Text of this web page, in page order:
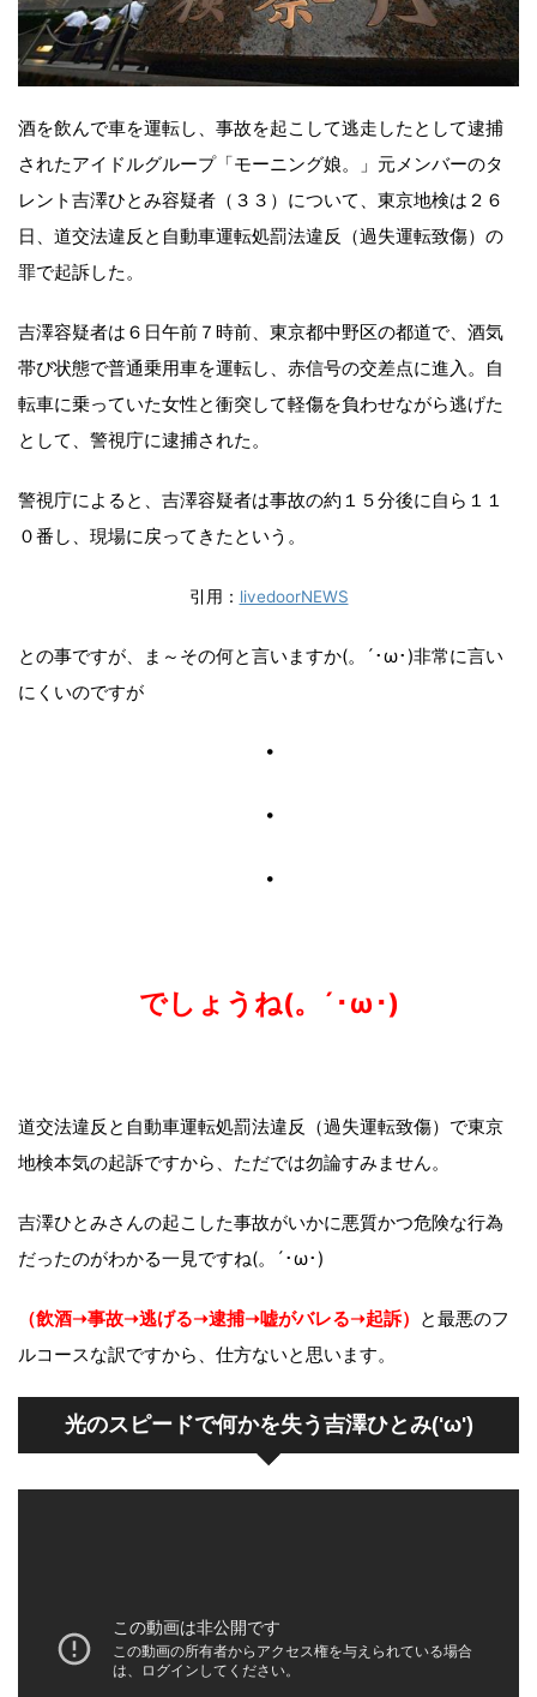
酒を飲んで車を運転し、事故を起こして逃走したとして逮捕
されたアイドルグループ「モーニング娘。」元メンバーのタ
レント吉澤ひとみ容疑者（３３）について、東京地検は２６
日、道交法違反と自動車運転処罰法違反（過失運転致傷）の
罪で起訴した。
吉澤容疑者は６日午前７時前、東京都中野区の都道で、酒気
帯び状態で普通乗用車を運転し、赤信号の交差点に進入。自
転車に乗っていた女性と衝突して軽傷を負わせながら逃げた
として、警視庁に逮捕された。
警視庁によると、吉澤容疑者は事故の約１５分後に自ら１１
０番し、現場に戻ってきたという。
引用： livedoorNEWS
との事ですが、ま～その何と言いますか(。´･ω･)非常に言い
にくいのですが
・
・
・
でしょうね(。´･ω･)
道交法違反と自動車運転処罰法違反（過失運転致傷）で東京
地検本気の起訴ですから、ただでは勿論すみません。
吉澤ひとみさんの起こした事故がいかに悪質かつ危険な行為
だったのがわかる一見ですね(。´･ω･)
（飲酒➝事故➝逃げる➝逮捕➝嘘がバレる➝起訴） と最悪のフ
ルコースな訳ですから、仕方ないと思います。
光のスピードで何かを失う吉澤ひとみ('ω')